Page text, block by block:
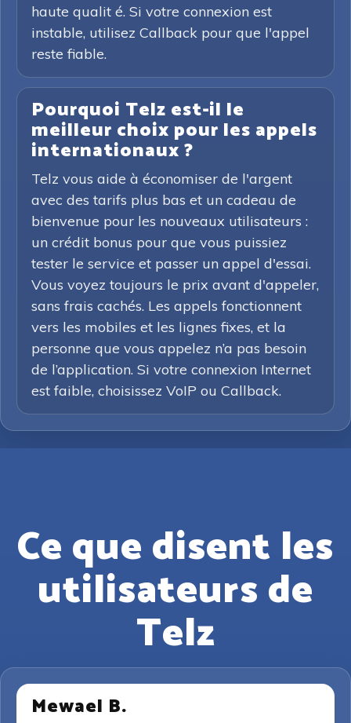
haute qualit é. Si votre connexion est
instable, utilisez Callback pour que l'appel
reste fiable.
Pourquoi Telz est-il le
meilleur choix pour les appels
internationaux ?
Telz vous aide à économiser de l'argent
avec des tarifs plus bas et un cadeau de
bienvenue pour les nouveaux utilisateurs :
un crédit bonus pour que vous puissiez
tester le service et passer un appel d'essai.
Vous voyez toujours le prix avant d'appeler,
sans frais cachés. Les appels fonctionnent
vers les mobiles et les lignes fixes, et la
personne que vous appelez n’a pas besoin
de l’application. Si votre connexion Internet
est faible, choisissez VoIP ou Callback.
Ce que disent les
utilisateurs de
Telz
Mewael B.